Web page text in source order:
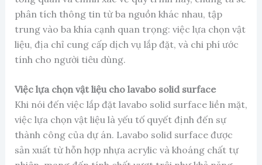
phân tích thông tin từ ba nguồn khác nhau, tập
trung vào ba khía cạnh quan trọng: việc lựa chọn vật
liệu, địa chỉ cung cấp dịch vụ lắp đặt, và chi phí ước
tính cho người tiêu dùng.
Việc lựa chọn vật liệu cho lavabo solid surface
Khi nói đến việc lắp đặt lavabo solid surface liền mặt,
việc lựa chọn vật liệu là yếu tố quyết định đến sự
thành công của dự án. Lavabo solid surface được
sản xuất từ hỗn hợp nhựa acrylic và khoáng chất tự